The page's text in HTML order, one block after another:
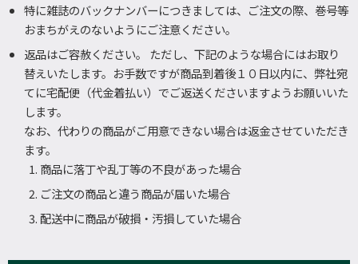
特に雑誌のバックナンバーにつきましては、ご注文の際、巻号等
おまちがえのないようにご注意ください。
返品はご容赦ください。 ただし、下記のような場合にはお取り
替えいたします。お手数ですが商品到着後１０日以内に、弊社宛
てに宅配便（代金着払い）でご返送くださいますようお願いいた
します。
なお、代わりの商品がご用意できない場合は返金させていただき
ます。
商品に落丁や乱丁等の不良があった場合
ご注文の商品と違う商品が届いた場合
配送中に商品が破損・汚損していた場合